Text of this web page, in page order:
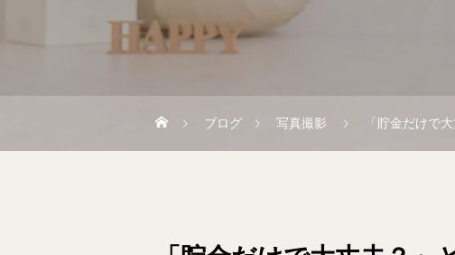
ブログ 写真撮影 「貯金だけで